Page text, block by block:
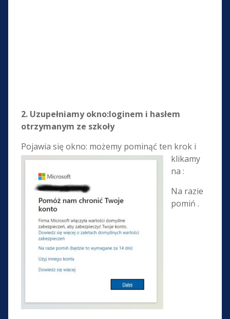
2. Uzupełniamy okno:loginem i hasłem
otrzymanym ze szkoły
Pojawia się okno: możemy pominąć ten krok i
klikamy
na :
Na razie
pomiń .